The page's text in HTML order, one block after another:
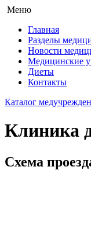
Меню
Главная
Разделы
Новости
Медицинские
Диеты
Контакты
Каталог
Клиника
Схема